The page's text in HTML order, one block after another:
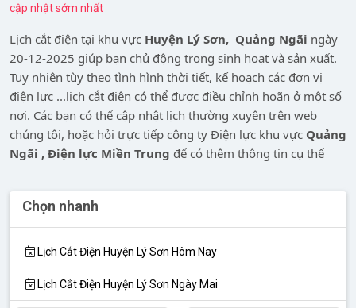
cập nhật sớm nhất
Lịch cắt điện tại khu vực Huyện Lý Sơn, Quảng Ngãi ngày
20-12-2025 giúp bạn chủ động trong sinh hoạt và sản xuất.
Tuy nhiên tùy theo tình hình thời tiết, kế hoạch các đơn vị
điện lực ...lịch cắt điện có thể được điều chỉnh hoãn ở một số
nơi. Các bạn có thể cập nhật lịch thường xuyên trên web
chúng tôi, hoặc hỏi trực tiếp công ty Điện lực khu vực Quảng
Ngãi , Điện lực Miền Trung để có thêm thông tin cụ thể
Chọn nhanh
Lịch Cắt Điện Huyện Lý Sơn Hôm Nay
Lịch Cắt Điện Huyện Lý Sơn Ngày Mai